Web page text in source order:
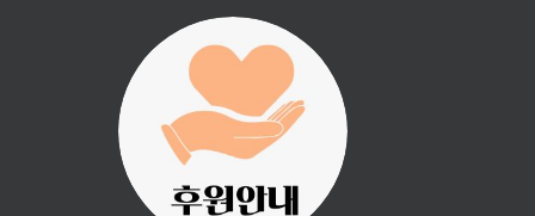
진리횃불 사역은
여러분의 후원으
로 이루어집니다.